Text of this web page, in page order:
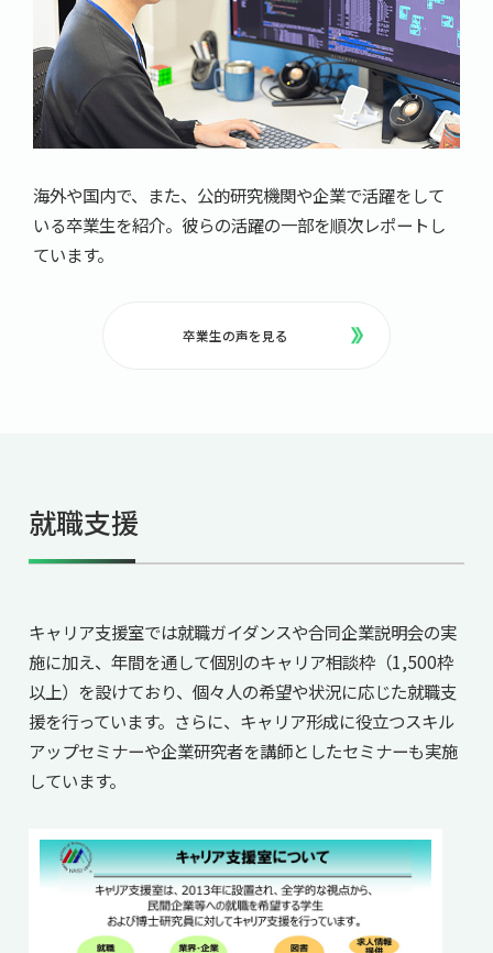
海外や国内で、また、公的研究機関や企業で活躍をして
いる卒業生を紹介。彼らの活躍の一部を順次レポートし
ています。
卒業生の声を見る
就職支援
キャリア支援室では就職ガイダンスや合同企業説明会の実
施に加え、年間を通して個別のキャリア相談枠（1,500枠
以上）を設けており、個々人の希望や状況に応じた就職支
援を行っています。さらに、キャリア形成に役立つスキル
アップセミナーや企業研究者を講師としたセミナーも実施
しています。